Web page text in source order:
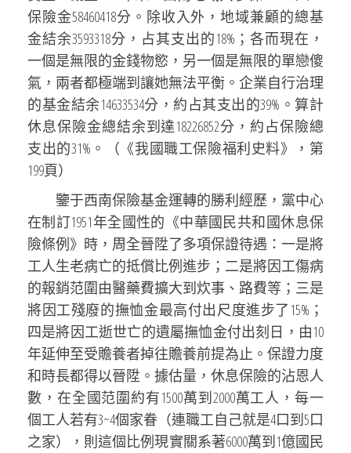
保險金58460418分。除收入外，地域兼顧的總基
金結余3593318分，占其支出的18%；各而現在，
一個是無限的金錢物慾，另一個是無限的單戀傻
氣，兩者都極端到讓她無法平衡。企業自行治理
的基金結余14633534分，約占其支出的39%。算計
休息保險金總結余到達18226852分，約占保險總
支出的31%。（《我國職工保險福利史料》，第
199頁）
鑒于西南保險基金運轉的勝利經歷，黨中心
在制訂1951年全國性的《中華國民共和國休息保
險條例》時，周全晉陞了多項保證待遇：一是將
工人生老病亡的抵償比例進步；二是將因工傷病
的報銷范圍由醫藥費擴大到炊事、路費等；三是
將因工殘廢的撫恤金最高付出尺度進步了15%；
四是將因工逝世亡的遺屬撫恤金付出刻日，由10
年延伸至受贍養者掉往贍養前提為止。保證力度
和時長都得以晉陞。據估量，休息保險的沾恩人
數，在全國范圍約有1500萬到2000萬工人，每一
個工人若有3~4個家眷（連職工自己就是4口到5口
之家），則這個比例現實關系著6000萬到1億國民